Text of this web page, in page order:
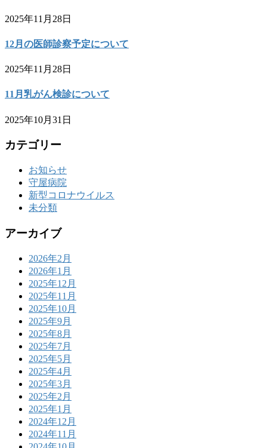
2025年11月28日
12月の医師診察予定について
2025年11月28日
11月乳がん検診について
2025年10月31日
カテゴリー
お知らせ
守屋病院
新型コロナウイルス
未分類
アーカイブ
2026年2月
2026年1月
2025年12月
2025年11月
2025年10月
2025年9月
2025年8月
2025年7月
2025年5月
2025年4月
2025年3月
2025年2月
2025年1月
2024年12月
2024年11月